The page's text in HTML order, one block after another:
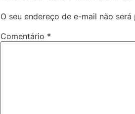
O seu endereço de e-mail não será
Comentário *